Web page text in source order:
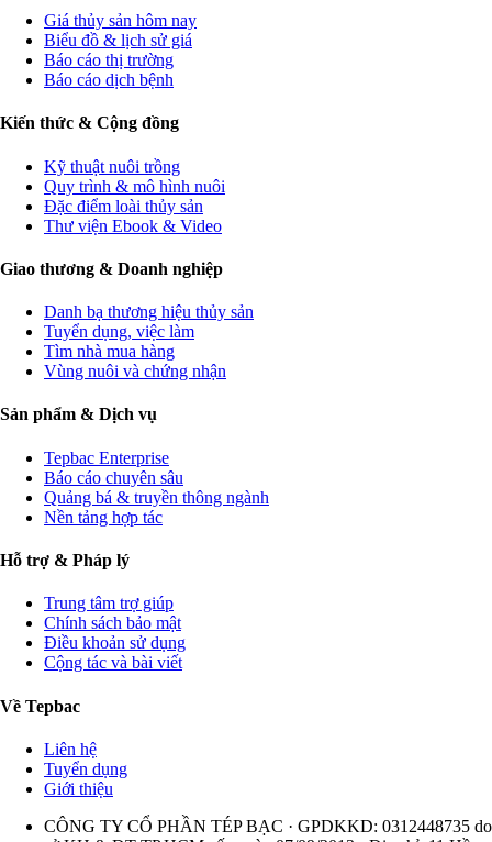
Giá thủy sản hôm nay
Biểu đồ & lịch sử giá
Báo cáo thị trường
Báo cáo dịch bệnh
Kiến thức & Cộng đồng
Kỹ thuật nuôi trồng
Quy trình & mô hình nuôi
Đặc điểm loài thủy sản
Thư viện Ebook & Video
Giao thương & Doanh nghiệp
Danh bạ thương hiệu thủy sản
Tuyển dụng, việc làm
Tìm nhà mua hàng
Vùng nuôi và chứng nhận
Sản phẩm & Dịch vụ
Tepbac Enterprise
Báo cáo chuyên sâu
Quảng bá & truyền thông ngành
Nền tảng hợp tác
Hỗ trợ & Pháp lý
Trung tâm trợ giúp
Chính sách bảo mật
Điều khoản sử dụng
Cộng tác và bài viết
Về Tepbac
Liên hệ
Tuyển dụng
Giới thiệu
CÔNG TY CỔ PHẦN TÉP BẠC · GPDKKD: 0312448735 do